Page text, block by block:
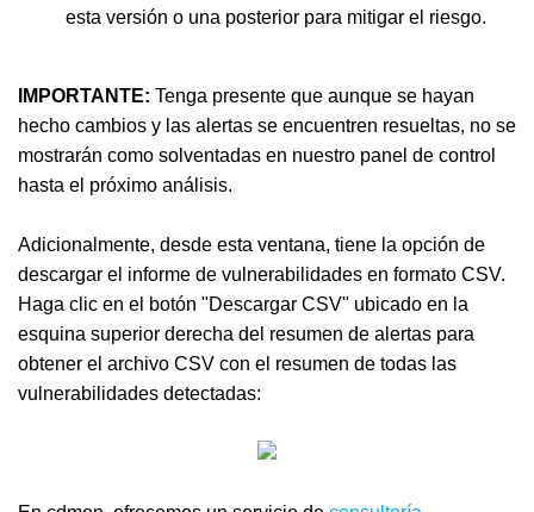
esta versión o una posterior para mitigar el riesgo.
IMPORTANTE: Tenga presente que aunque se hayan
hecho cambios y las alertas se encuentren resueltas, no se
mostrarán como solventadas en nuestro panel de control
hasta el próximo análisis.
Adicionalmente, desde esta ventana, tiene la opción de
descargar el informe de vulnerabilidades en formato CSV.
Haga clic en el botón "Descargar CSV" ubicado en la
esquina superior derecha del resumen de alertas para
obtener el archivo CSV con el resumen de todas las
vulnerabilidades detectadas: